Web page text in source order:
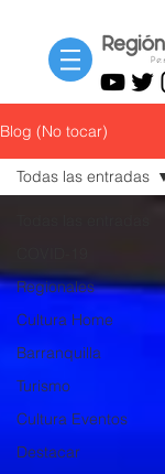
Blog (No tocar)
Regionales
Cultura Home
Barranquilla
Turismo
Cultura Eventos
Destacar
Todas las entradas